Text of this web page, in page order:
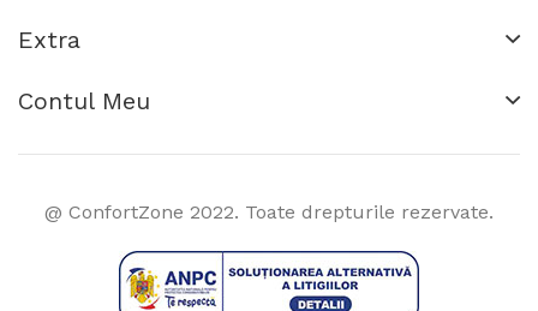
Extra
Contul Meu
@ ConfortZone 2022. Toate drepturile rezervate.